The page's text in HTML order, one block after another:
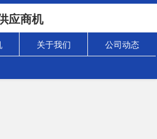
应商机
关于我们 公司动态